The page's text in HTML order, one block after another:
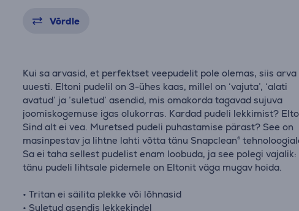
Võrdle
Kui sa arvasid, et perfektset veepudelit pole olemas, siis arva
uuesti. Eltoni pudelil on 3-ühes kaas, millel on ‘vajuta’, ‘alati
avatud’ ja ’suletud’ asendid, mis omakorda tagavad sujuva
joomiskogemuse igas olukorras. Kardad pudeli lekkimist?
Sind alt ei vea. Muretsed pudeli puhastamise pärast? See on
masinpestav ja lihtne lahti võtta tänu Snapclean®
Sa ei taha sellest pudelist enam loobuda, ja see polegi vajalik:
tänu pudeli lihtsale pidemele on Eltonit väga mugav hoida.
• Tritan ei säilita plekke või lõhnasid
• Suletud asendis lekkekindel